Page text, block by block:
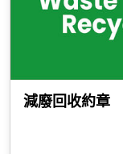
減廢回收約章